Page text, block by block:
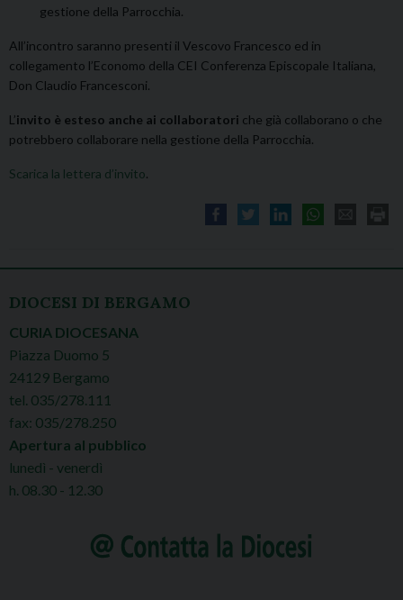
gestione della Parrocchia.
All’incontro saranno presenti il Vescovo Francesco ed in
collegamento l’Economo della CEI Conferenza Episcopale Italiana,
Don Claudio Francesconi.
L’invito è esteso anche ai collaboratori che già collaborano o che
potrebbero collaborare nella gestione della Parrocchia.
Scarica la lettera d’invito.
DIOCESI DI BERGAMO
CURIA DIOCESANA
Piazza Duomo 5
24129 Bergamo
tel. 035/278.111
fax: 035/278.250
Apertura al pubblico
lunedì - venerdì
h. 08.30 - 12.30